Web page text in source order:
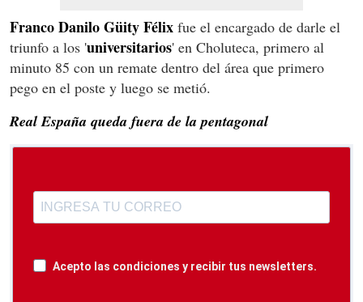
Franco Danilo Güity Félix fue el encargado de darle el
triunfo a los 'universitarios' en Choluteca, primero al
minuto 85 con un remate dentro del área que primero
pego en el poste y luego se metió.
Real España queda fuera de la pentagonal
Acepto las condiciones y recibir tus newsletters.